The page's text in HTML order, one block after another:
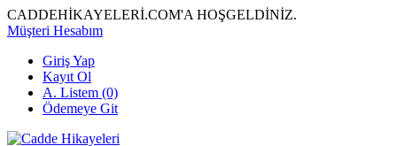
CADDEHİKAYELERİ.COM'A HOŞGELDİNİZ.
Müşteri Hesabım
Giriş Yap
Kayıt Ol
A. Listem (0)
Ödemeye Git